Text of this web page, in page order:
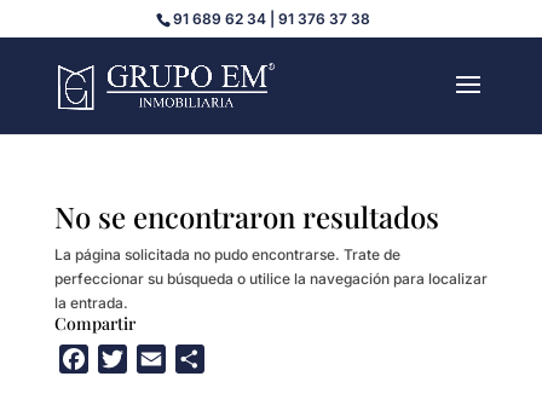
91 689 62 34 | 91 376 37 38
No se encontraron resultados
La página solicitada no pudo encontrarse. Trate de
perfeccionar su búsqueda o utilice la navegación para localizar
la entrada.
Compartir